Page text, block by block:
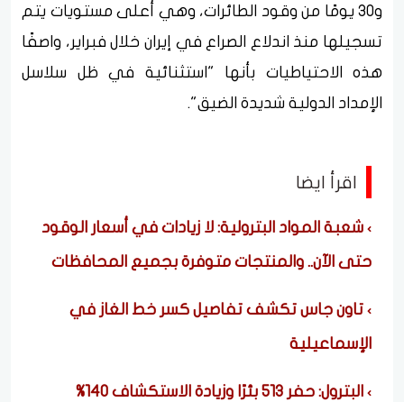
و30 يومًا من وقود الطائرات، وهي أعلى مستويات يتم
تسجيلها منذ اندلاع الصراع في إيران خلال فبراير، واصفًا
هذه الاحتياطيات بأنها "استثنائية في ظل سلاسل
الإمداد الدولية شديدة الضيق".
اقرأ ايضا
شعبة المواد البترولية: لا زيادات في أسعار الوقود
حتى الآن.. والمنتجات متوفرة بجميع المحافظات
تاون جاس تكشف تفاصيل كسر خط الغاز في
الإسماعيلية
البترول: حفر 513 بئرًا وزيادة الاستكشاف 140%